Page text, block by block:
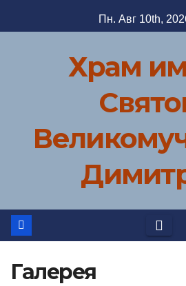
к
Пн. Авг 10th,
Храм
Галерея